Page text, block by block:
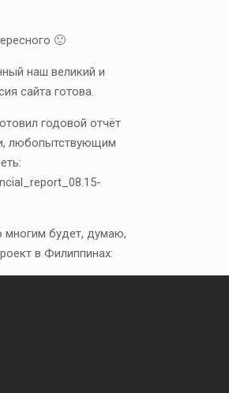
🙂
наш великий и
сайта готова.
годовой отчёт
любопытствующим
многим будет, думаю,
в Филиппинах: